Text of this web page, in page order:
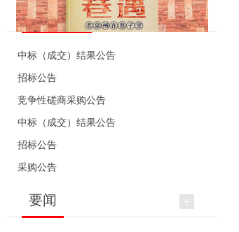
便民资讯
中标（成交）结果公告
招标公告
竞争性磋商采购公告
中标（成交）结果公告
招标公告
采购公告
要闻